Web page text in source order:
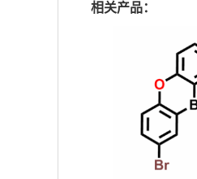
相关产品：